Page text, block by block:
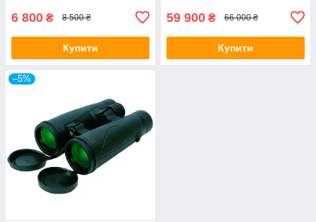
6 800 ₴ 8 500 ₴
Купити
59 900 ₴ 66 000 ₴
Купити
–5%